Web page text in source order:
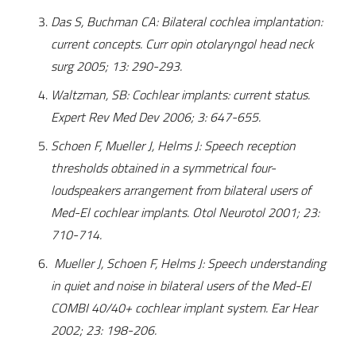
Das S, Buchman CA: Bilateral cochlea implantation:
current concepts. Curr opin otolaryngol head neck
surg 2005; 13: 290-293.
Waltzman, SB: Cochlear implants: current status.
Expert Rev Med Dev 2006; 3: 647-655.
Schoen F, Mueller J, Helms J: Speech reception
thresholds obtained in a symmetrical four-
loudspeakers arrangement from bilateral users of
Med-El cochlear implants. Otol Neurotol 2001; 23:
710-714.
Mueller J, Schoen F, Helms J: Speech understanding
in quiet and noise in bilateral users of the Med-El
COMBI 40/40+ cochlear implant system. Ear Hear
2002; 23: 198-206.